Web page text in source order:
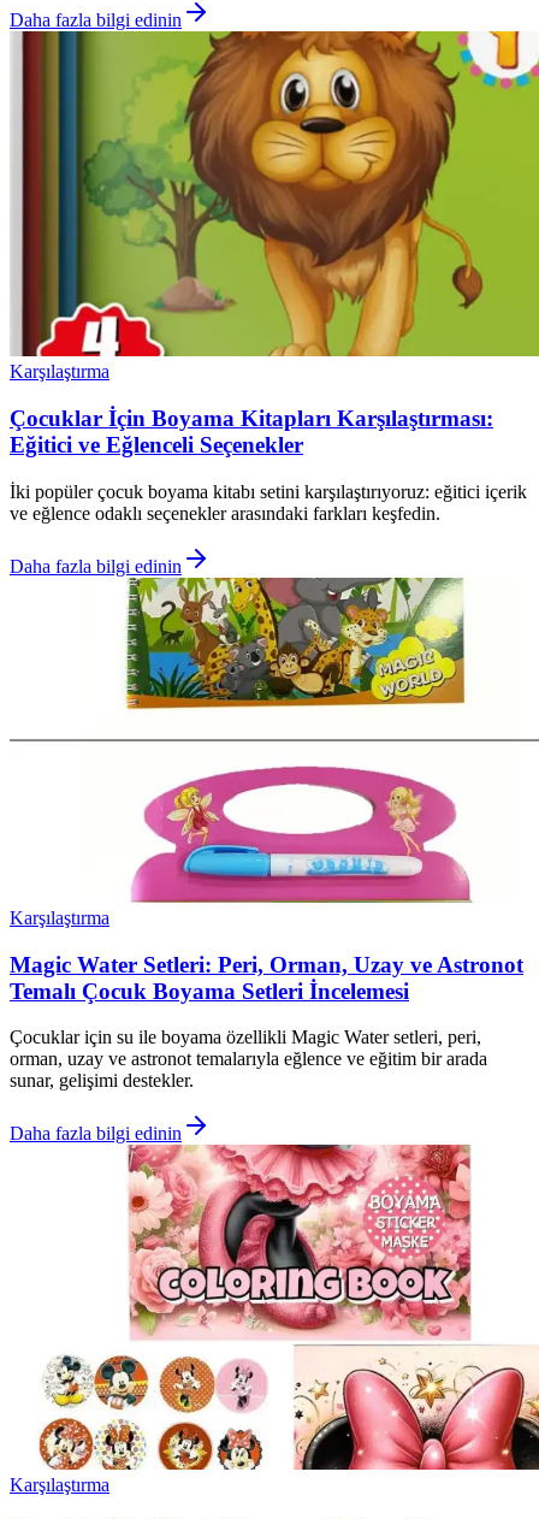
Daha fazla bilgi edinin
Karşılaştırma
Çocuklar İçin Boyama Kitapları Karşılaştırması:
Eğitici ve Eğlenceli Seçenekler
İki popüler çocuk boyama kitabı setini karşılaştırıyoruz: eğitici içerik
ve eğlence odaklı seçenekler arasındaki farkları keşfedin.
Daha fazla bilgi edinin
Karşılaştırma
Magic Water Setleri: Peri, Orman, Uzay ve Astronot
Temalı Çocuk Boyama Setleri İncelemesi
Çocuklar için su ile boyama özellikli Magic Water setleri, peri,
orman, uzay ve astronot temalarıyla eğlence ve eğitim bir arada
sunar, gelişimi destekler.
Daha fazla bilgi edinin
Karşılaştırma